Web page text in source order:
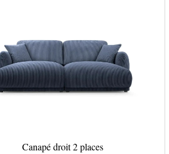
Canapé droit 2 places